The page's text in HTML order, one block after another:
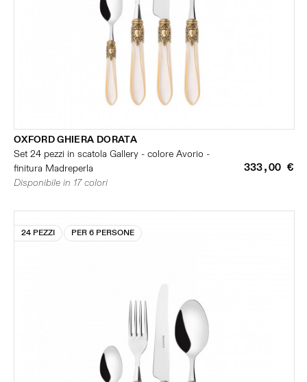
OXFORD GHIERA DORATA
Set 24 pezzi in scatola Gallery - colore Avorio -
finitura Madreperla
333,00 €
Disponibile in 17 colori
24 PEZZI PER 6 PERSONE